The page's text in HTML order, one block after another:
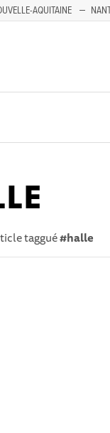
AQUITAINE
taggué#halle